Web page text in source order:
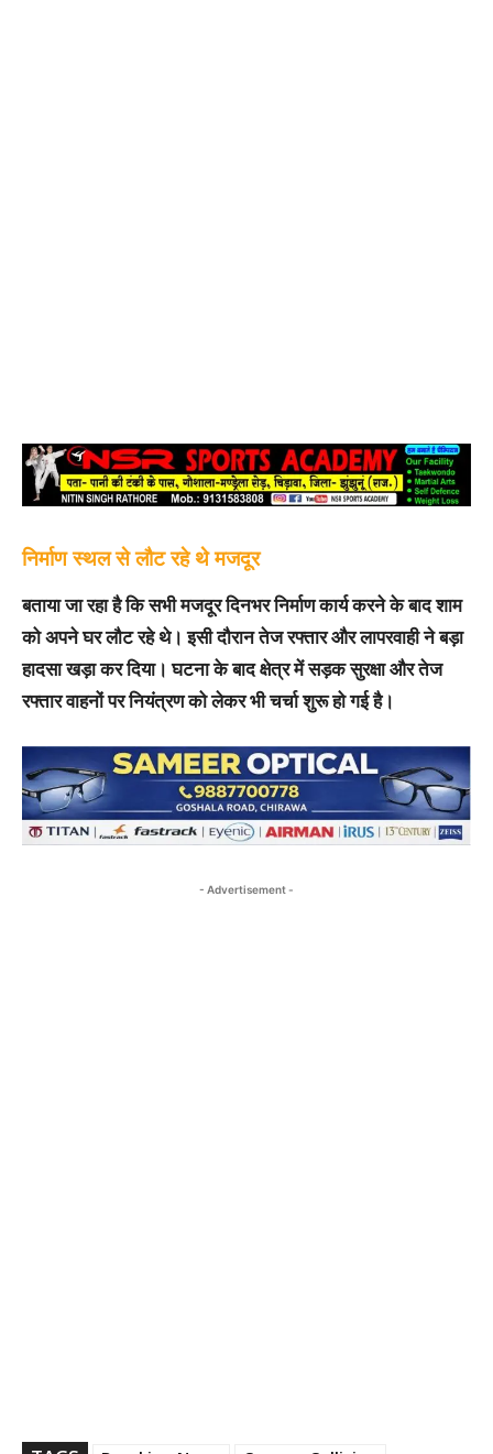
निर्माण स्थल से लौट रहे थे मजदूर
बताया जा रहा है कि सभी मजदूर दिनभर निर्माण कार्य करने के बाद शाम
को अपने घर लौट रहे थे। इसी दौरान तेज रफ्तार और लापरवाही ने बड़ा
हादसा खड़ा कर दिया। घटना के बाद क्षेत्र में सड़क सुरक्षा और तेज
रफ्तार वाहनों पर नियंत्रण को लेकर भी चर्चा शुरू हो गई है।
- Advertisement -